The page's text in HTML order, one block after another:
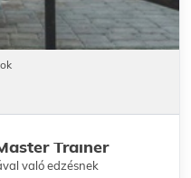
Trainer
való edzésnek